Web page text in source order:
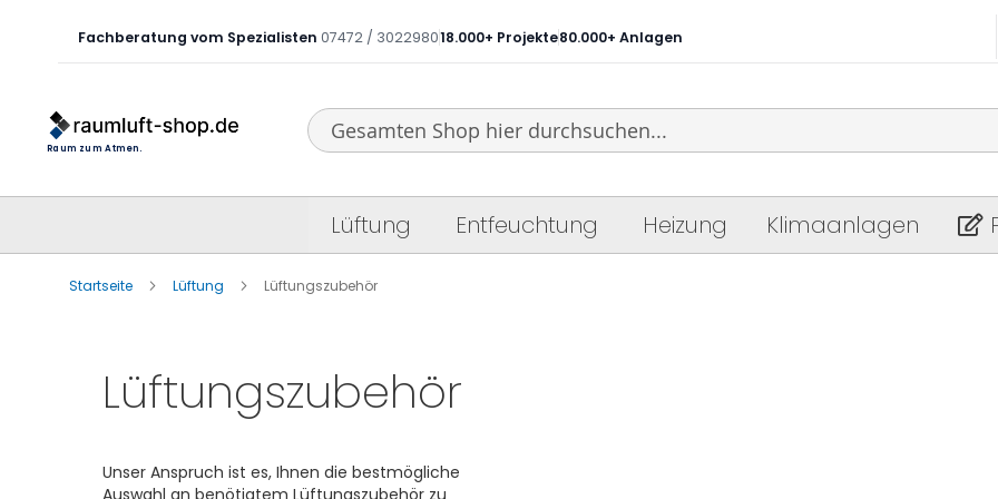
Fachberatung vom Spezialisten 07472 / 302298018.000+ Projekte80.000+ Anlagen
Search
Lüftung Entfeuchtung Heizung Klimaanlagen
Startseite Lüftung Lüftungszubehör
Lüftungszubehör
Unser Anspruch ist es, Ihnen die bestmögliche
Auswahl an benötigtem Lüftungszubehör zu